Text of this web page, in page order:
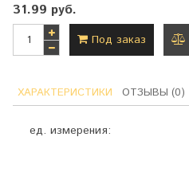
31.99 руб.
Под заказ
ХАРАКТЕРИСТИКИ ОТЗЫВЫ (0)
ед. измерения: